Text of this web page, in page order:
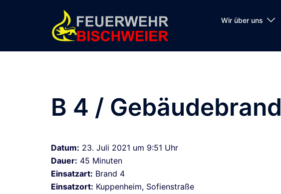
Wir über uns
B 4 / Gebäudebrand
Datum: 23. Juli 2021 um 9:51 Uhr
Dauer: 45 Minuten
Einsatzart: Brand 4
Einsatzort: Kuppenheim, Sofienstraße